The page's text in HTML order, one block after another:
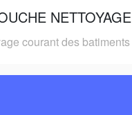
NETTOYAGE
courant des batiments